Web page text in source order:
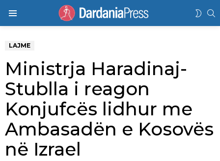
LAJME
Ministrja Haradinaj-
Stublla i reagon
Konjufcës lidhur me
Ambasadën e Kosovës
në Izrael